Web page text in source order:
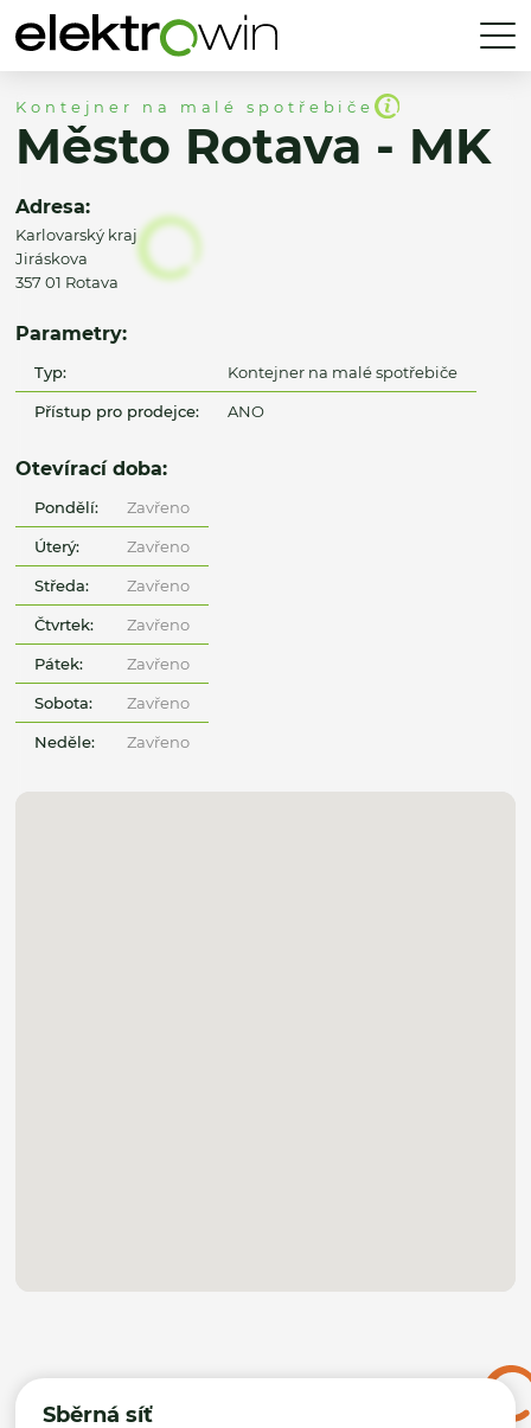
Sběrná síť
Kontejner na malé spotřebiče
Město Rotava - MK
Adresa:
Karlovarský kraj
Jiráskova
357 01 Rotava
Parametry:
Typ: Kontejner na malé spotřebiče
Přístup pro prodejce: ANO
Otevírací doba:
Pondělí: Zavřeno
Úterý: Zavřeno
Středa: Zavřeno
Čtvrtek: Zavřeno
Pátek: Zavřeno
Sobota: Zavřeno
Neděle: Zavřeno